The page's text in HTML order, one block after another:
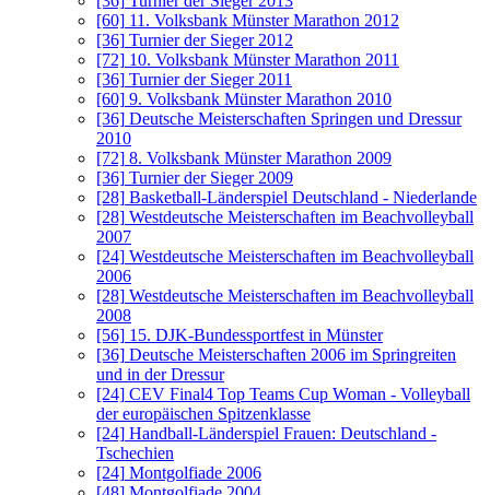
[60] 11. Volksbank Münster Marathon 2012
[36] Turnier der Sieger 2012
[72] 10. Volksbank Münster Marathon 2011
[36] Turnier der Sieger 2011
[60] 9. Volksbank Münster Marathon 2010
[36] Deutsche Meisterschaften Springen und Dressur
2010
[72] 8. Volksbank Münster Marathon 2009
[36] Turnier der Sieger 2009
[28] Basketball-Länderspiel Deutschland - Niederlande
[28] Westdeutsche Meisterschaften im Beachvolleyball
2007
[24] Westdeutsche Meisterschaften im Beachvolleyball
2006
[28] Westdeutsche Meisterschaften im Beachvolleyball
2008
[56] 15. DJK-Bundessportfest in Münster
[36] Deutsche Meisterschaften 2006 im Springreiten
und in der Dressur
[24] CEV Final4 Top Teams Cup Woman - Volleyball
der europäischen Spitzenklasse
[24] Handball-Länderspiel Frauen: Deutschland -
Tschechien
[24] Montgolfiade 2006